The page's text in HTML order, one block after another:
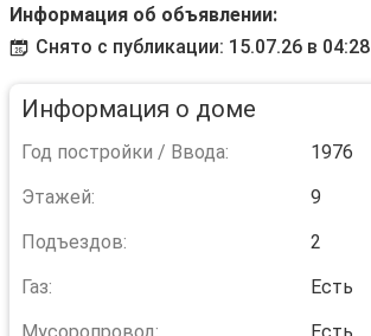
Информация об объявлении:
Снято с публикации: 15.07.26 в 04:28
Информация о доме
Год постройки / Ввода:
1976
Этажей:
9
Подъездов:
2
Газ:
Есть